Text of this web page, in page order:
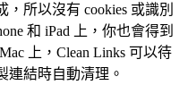
所以沒有 cookies 或識別
和 iPad 上，你也會得到
上，Clean Links 可以待
連結時自動清理。